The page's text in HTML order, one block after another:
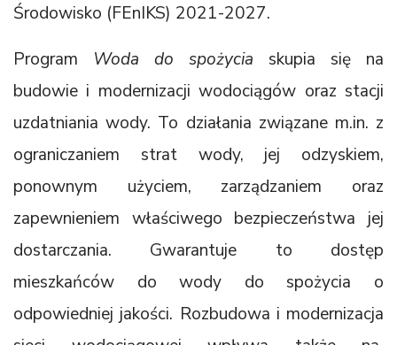
Środowisko (FEnIKS) 2021-2027.
Program Woda do spożycia skupia się na
budowie i modernizacji wodociągów oraz stacji
uzdatniania wody. To działania związane m.in. z
ograniczaniem strat wody, jej odzyskiem,
ponownym użyciem, zarządzaniem oraz
zapewnieniem właściwego bezpieczeństwa jej
dostarczania. Gwarantuje to dostęp
mieszkańców do wody do spożycia o
odpowiedniej jakości. Rozbudowa i modernizacja